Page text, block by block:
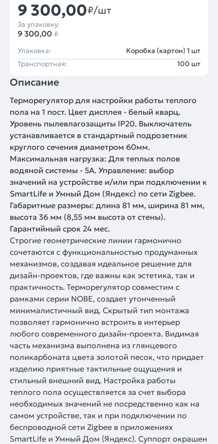
9 300,00₽/шт
За упаковку:
9 300,00 ₽
Упаковка:
Коробка (картон) 1 шт
Транспортная:
100 шт
Описание
Терморегулятор для настройки работы теплого
пола на 1 пост. Цвет дисплея - белый кварц.
Уровень пылевлагозащиты IP20. Выключатель
устанавливается в стандартный подрозетник
круглого сечения диаметром 60мм.
Максимальная нагрузка: Для теплых полов
водяной системы - 5А. Управление: выбор
значений на устройстве и/или при подключении к
SmartLife и Умный Дом (Яндекс) по сети Zigbee.
Габаритные размеры: длина 81 мм, ширина 81 мм,
высота 36 мм (8,55 мм высота от стены).
Гарантийный срок 24 мес.
Строгие геометрические линии гармонично
сочетаются с функциональностью продуманных
механизмов, создавая идеальное решение для
дизайн-проектов, где важны как эстетика, так и
практичность. Терморегулятор совместим с
рамками серии NOBE, создает утонченный
минималистичный вид. Скрытый тип монтажа
позволяет гармонично встроить в интерьер
любого современного дизайн-проекта. Видимая
часть механизма выполнена из глянцевого
поликарбоната цвета золотой песок, что придает
изделию приятные тактильные ощущения и
стильный внешний вид. Настройка работы
теплого пола осуществляется за счет выбора
необходимых значений не посредственно как на
самом устройстве, так и при подключении по
беспроводной сети Zigbee в приложениях
SmartLife и Умный Дом (Яндекс). Суппорт окрашен